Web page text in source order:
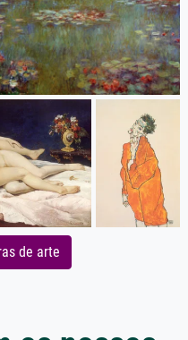
de arte